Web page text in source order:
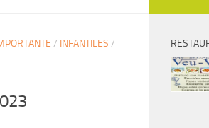
/ INFANTILES /